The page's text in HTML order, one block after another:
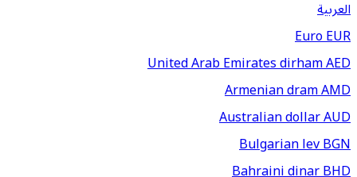
العربية
EuroEUR
United Arab Emirates dirhamAED
Armenian dramAMD
Australian dollarAUD
Bulgarian levBGN
Bahraini dinarBHD